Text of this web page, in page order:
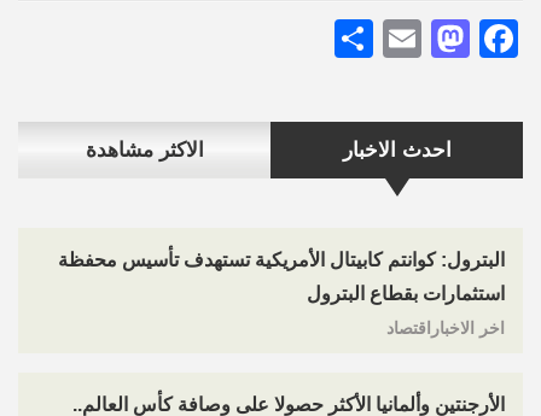
احدث الاخبار الاكثر مشاهدة
البترول: كوانتم كابيتال الأمريكية تستهدف تأسيس محفظة
استثمارات بقطاع البترول
اخر الاخباراقتصاد
الأرجنتين وألمانيا الأكثر حصولا على وصافة كأس العالم..
Facebook
Mastodon
Email